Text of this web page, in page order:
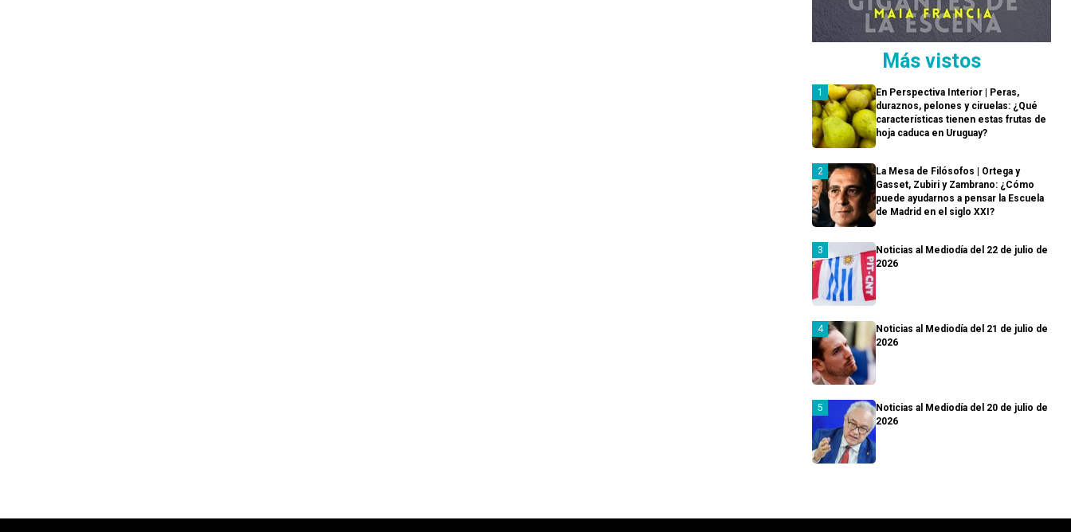
Más vistos
En Perspectiva Interior | Peras,
duraznos, pelones y ciruelas: ¿Qué
características tienen estas frutas de
hoja caduca en Uruguay?
La Mesa de Filósofos | Ortega y
Gasset, Zubiri y Zambrano: ¿Cómo
puede ayudarnos a pensar la Escuela
de Madrid en el siglo XXI?
Noticias al Mediodía del 22 de julio de
2026
Noticias al Mediodía del 21 de julio de
2026
Noticias al Mediodía del 20 de julio de
2026